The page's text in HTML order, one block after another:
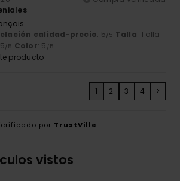
calidad-precio: 5/5 Talla: Talla
/5 Color: 5 /5
producto
1 2 3 4 >
por TrustVille
vistos